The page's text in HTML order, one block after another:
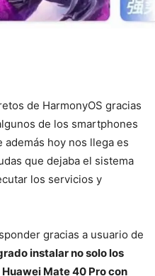
de HarmonyOS gracias
de los smartphones
hoy nos llega es
que dejaba el sistema
los servicios y
gracias a usuario de
instalar no solo los
Mate 40 Pro con